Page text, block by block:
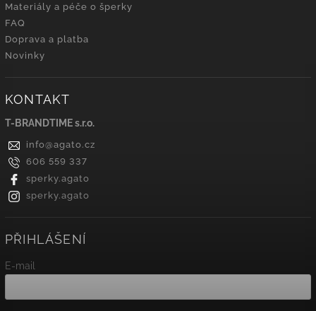
Materiály a péče o šperky
FAQ
Doprava a platba
Novinky
KONTAKT
T-BRANDTIME s.r.o.
info@agato.cz
606 559 337
sperky.agato
sperky.agato
PŘIHLÁŠENÍ
E-mail